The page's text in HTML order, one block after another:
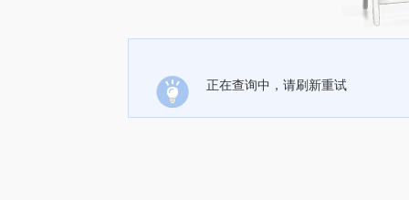
正在查询中，请刷新重试